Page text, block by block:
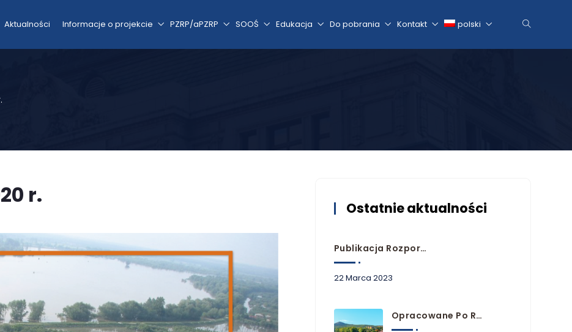
Aktualności Informacje o projekcie PZRP/aPZRP SOOŚ Edukacja Do pobrania Kontakt polski
r. Ostatnie aktualności
Publikacja Rozporządzeń Przyjmujących Plany Zarządzania Ryzykiem Powodziowym
22 Marca 2023
Opracowane Po Raz Pierwszy Plany Zarządzania Ryzykiem Powodziowym Dla Obszarów Dorzeczy Niemna, Dunaju I Łaby